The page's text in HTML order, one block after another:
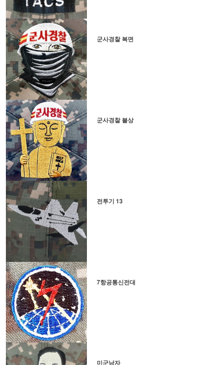
군사경찰 복면
군사경찰 불상
전투기 13
7항공통신전대
미군남자